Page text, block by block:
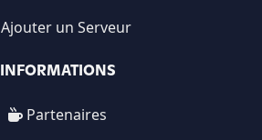
Ajouter un Serveur
INFORMATIONS
Partenaires